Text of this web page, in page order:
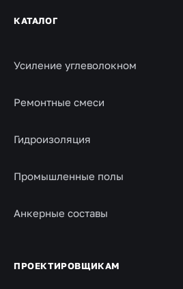
КАТАЛОГ
Усиление углеволокном
Ремонтные смеси
Гидроизоляция
Промышленные полы
Анкерные составы
ПРОЕКТИРОВЩИКАМ